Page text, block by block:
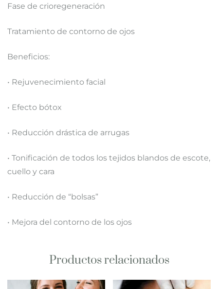
Fase de crioregeneración
Tratamiento de contorno de ojos
Beneficios:
• Rejuvenecimiento facial
• Efecto bótox
• Reducción drástica de arrugas
• Tonificación de todos los tejidos blandos de escote,
cuello y cara
• Reducción de “bolsas”
• Mejora del contorno de los ojos
Productos relacionados